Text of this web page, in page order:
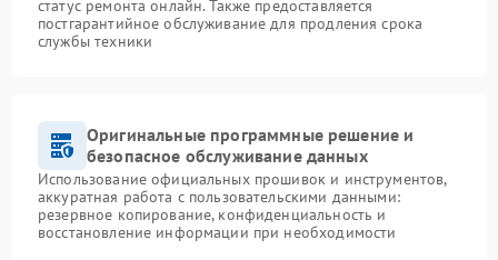
статус ремонта онлайн. Также предоставляется
постгарантийное обслуживание для продления срока
службы техники
Оригинальные программные решение и
безопасное обслуживание данных
Использование официальных прошивок и инструментов,
аккуратная работа с пользовательскими данными:
резервное копирование, конфиденциальность и
восстановление информации при необходимости